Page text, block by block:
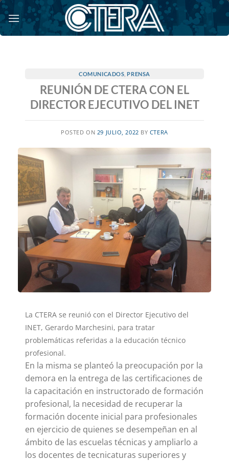
Saltar
al
contenido
COMUNICADOS ,PRENSA
REUNIÓN DE CTERA CON EL
DIRECTOR EJECUTIVO DEL INET
POSTED ON 29 JULIO, 2022 BY CTERA
La CTERA se reunió con el Director Ejecutivo del
INET, Gerardo Marchesini, para tratar
problemáticas referidas a la educación técnico
profesional.
En la misma se planteó la preocupación por la
demora en la entrega de las certificaciones de
la capacitación en instructorado de formación
profesional, la necesidad de recuperar la
formación docente inicial para profesionales
en ejercicio de quienes se desempeñan en al
ámbito de las escuelas técnicas y ampliarlo a
los docentes de tecnicaturas superiores y